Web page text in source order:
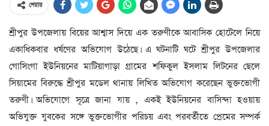
শেয়ার
শ্রীপুর উপজেলায় বিয়ের আশ্বাস দিয়ে এক তরুণীকে আবাসিক হোটেলে নিয়ে
একাধিকবার ধর্ষণের অভিযোগ উঠেছে। এ ঘটনাটি ঘটে শ্রীপুর উপজেলার
গোসিংগা ইউনিয়নের মাটিয়াগাড়া গ্রামের শফিকুল ইসলাম লিটনের ছেলে
সিয়ামের বিরুদ্ধে শ্রীপুর মডেল থানায় লিখিত অভিযোগ করেছেন ভুক্তভোগী
তরুণী। অভিযোগে সূত্রে জানা যায় , একই ইউনিয়নের বাসিন্দা হওয়ায়
অভিযুক্ত যুবকের সঙ্গে ভুক্তভোগীর পরিচয় এবং পরবর্তীতে প্রেমের সম্পর্ক